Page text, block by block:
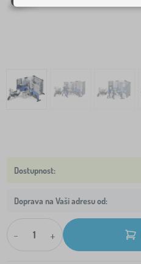
Doprava na Vaši adresu od:
- +